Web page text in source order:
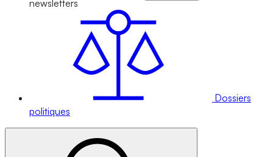
newsletters
Dossiers
politiques